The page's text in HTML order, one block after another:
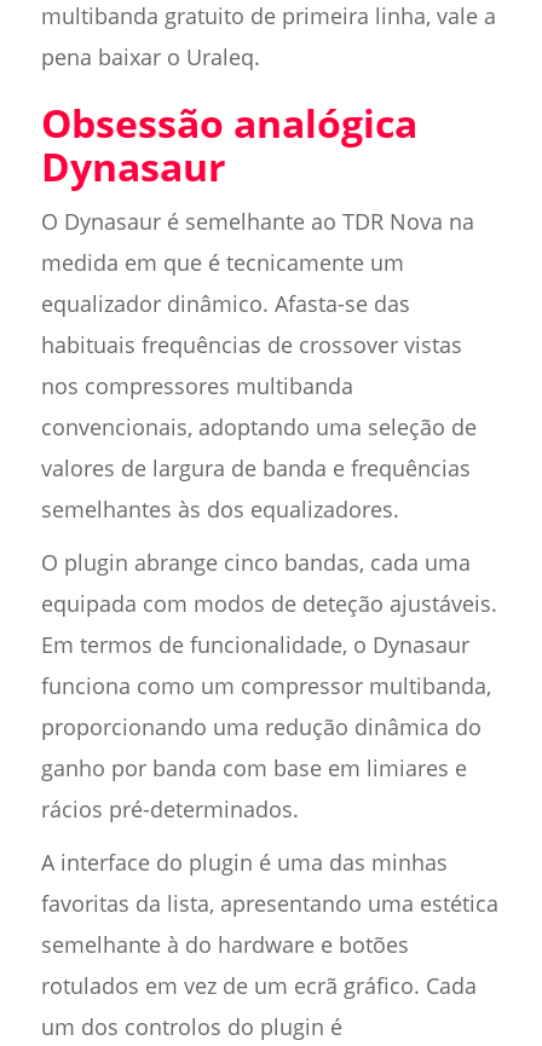
multibanda gratuito de primeira linha, vale a
pena baixar o Uraleq.
Obsessão analógica
Dynasaur
O Dynasaur é semelhante ao TDR Nova na
medida em que é tecnicamente um
equalizador dinâmico. Afasta-se das
habituais frequências de crossover vistas
nos compressores multibanda
convencionais, adoptando uma seleção de
valores de largura de banda e frequências
semelhantes às dos equalizadores.
O plugin abrange cinco bandas, cada uma
equipada com modos de deteção ajustáveis.
Em termos de funcionalidade, o Dynasaur
funciona como um compressor multibanda,
proporcionando uma redução dinâmica do
ganho por banda com base em limiares e
rácios pré-determinados.
A interface do plugin é uma das minhas
favoritas da lista, apresentando uma estética
semelhante à do hardware e botões
rotulados em vez de um ecrã gráfico. Cada
um dos controlos do plugin é